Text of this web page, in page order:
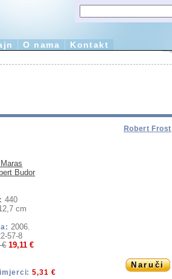
O nama Kontakt
Robert Frost
Budor
440
cm
2006.
57-8
€ 19,11 €
Naruči
5,31 €